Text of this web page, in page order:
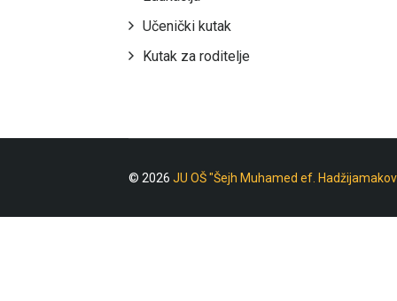
Učenički kutak
Kutak za roditelje
© 2026 JU OŠ "Šejh Muhamed ef.